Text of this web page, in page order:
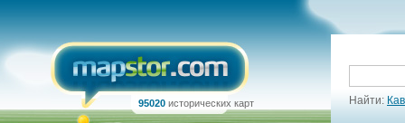
95020 исторических карт Найти: